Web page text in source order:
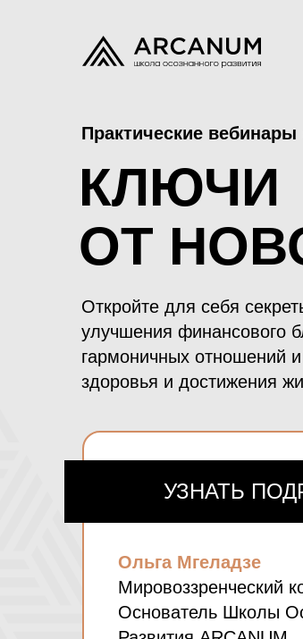
Практические вебинары
КЛЮЧИ
ОТ
Откройте для себя
улучшения финансового
гармоничных отношений
здоровья и достижения
Ольга Мгеладзе
Мировоззренческий
Основатель Школы
УЗНАТЬ
КАКИЕ